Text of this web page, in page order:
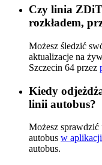
Czy linia
rozkładem,
Możesz śledzić
aktualizacje na
Szczecin 64 przez
Kiedy
linii autobus?
Możesz
autobus w aplikacji
autobus.